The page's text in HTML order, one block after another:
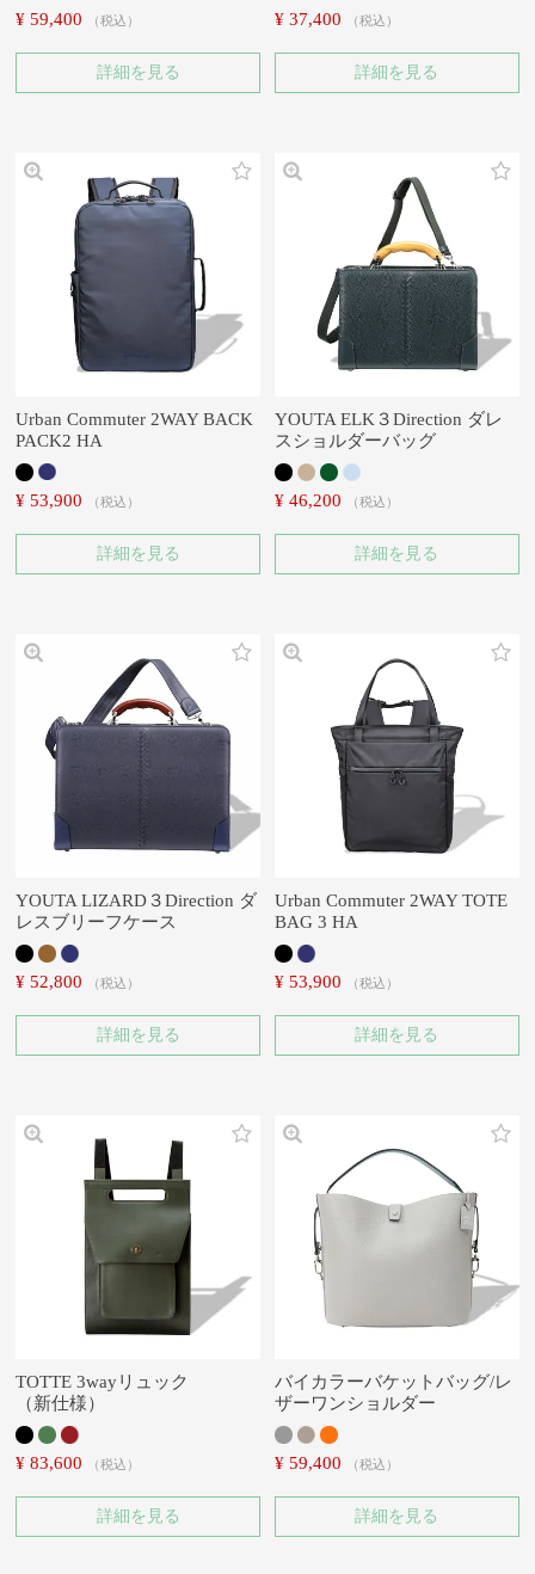
¥ 59,400 税込
詳細を見る
¥ 37,400 税込
詳細を見る
Urban Commuter 2WAY BACK
PACK2 HA
¥ 53,900 税込
詳細を見る
YOUTA ELK３Direction ダレ
スショルダーバッグ
¥ 46,200 税込
詳細を見る
YOUTA LIZARD３Direction ダ
レスブリーフケース
¥ 52,800 税込
詳細を見る
Urban Commuter 2WAY TOTE
BAG 3 HA
¥ 53,900 税込
詳細を見る
TOTTE 3wayリュック
（新仕様）
¥ 83,600 税込
詳細を見る
バイカラーバケットバッグ/レ
ザーワンショルダー
¥ 59,400 税込
詳細を見る